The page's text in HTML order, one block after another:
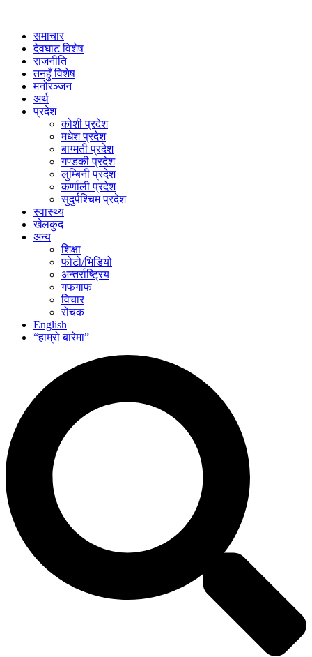
समाचार
देवघाट विशेष
राजनीति
तनहुँ विशेष
मनोरञ्जन
अर्थ
प्रदेश
कोशी प्रदेश
मधेश प्रदेश
बाग्मती प्रदेश
गण्डकी प्रदेश
लुम्बिनी प्रदेश
कर्णाली प्रदेश
सुदुर्पश्चिम प्रदेश
स्वास्थ्य
खेलकुद
अन्य
शिक्षा
फोटो/भिडियो
अन्तर्राष्ट्रिय
गफगाफ
विचार
रोचक
English
“हाम्रो बारेमा”